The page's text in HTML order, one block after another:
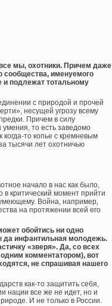
мы, охотники. Причем даже
сообщества, именуемого
и подлежат тотальному
с природой и прочей
несущей угрозу всему
Причем в силу
то есть заведомо
то копье с кремневым
тысячи лет охотничью
начало в нас как было,
в критический момент прийти
Война, например,
на протяжении всей его
обойтись ни одно
да инфантильная молодежь.
«зверя». Да, со всех
одним комментатором), вот
не спрашивая нашего
как-то защитить себя,
нации все же не идет, но и
И не только в России.